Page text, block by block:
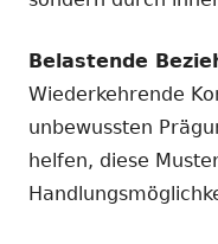
Belastende
Wiederkehrende
unbewussten
helfen, diese